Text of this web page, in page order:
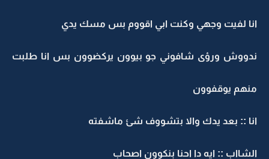
انا لفيت وجهي وكنت ابي اقووم بس مسك يدي
ندووش ورؤى شافوني جو بيوون يركضوون بس انا طلبت
منهم يوقفوون
انا :: بعد يدك والا بتشووف شئ ماشفته
الشااب :: ايه دا احنا بنكوون اصحاب